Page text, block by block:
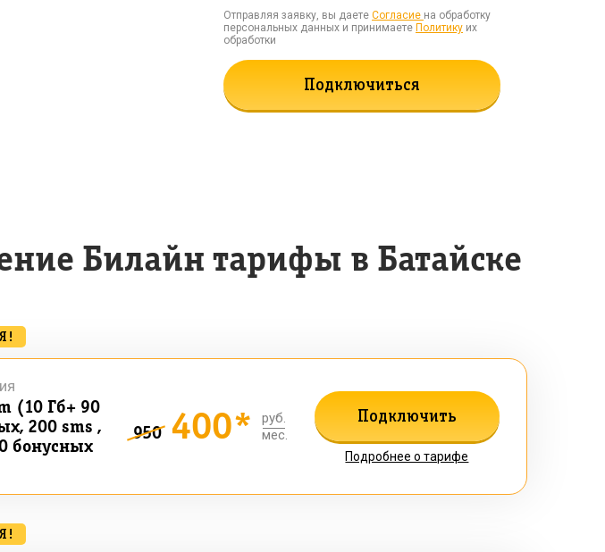
Отправляя заявку, вы даете Согласие на обработку
персональных данных и принимаете Политику их
обработки
Подключиться
Билайн тарифы в Батайске
(10 Гб+ 90
200 sms ,
бонусных
950 400*
руб.
мес.
Подключить
Подробнее о тарифе